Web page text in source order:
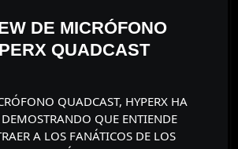
DE MICRÓFONO
QUADCAST
QUE ENTIENDE
A LOS FANÁTICOS DE LOS